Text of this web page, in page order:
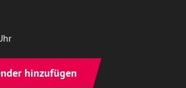
hinzufügen